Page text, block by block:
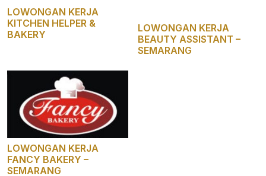
LOWONGAN KERJA
KITCHEN HELPER &
BAKERY
LOWONGAN KERJA
BEAUTY ASSISTANT –
SEMARANG
LOWONGAN KERJA
FANCY BAKERY –
SEMARANG